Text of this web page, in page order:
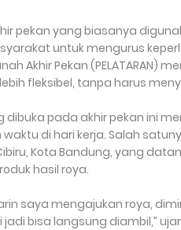
pekan yang biasanya
untuk mengurus
Akhir Pekan (PELATARAN)
fleksibel, tanpa harus
dibuka pada akhir pekan ini
di hari kerja. Salah
Kota Bandung, yang
hasil roya.
saya mengajukan roya,
bisa langsung diambil,”